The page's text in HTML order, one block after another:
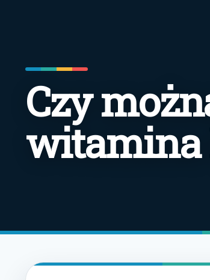
Czy
witamina